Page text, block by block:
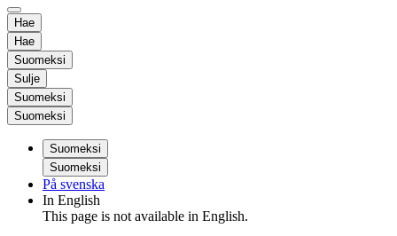
Hae
Hae
Suomeksi
Sulje
Suomeksi
Suomeksi
Suomeksi
Suomeksi
På svenska
In English
This page is not available in English.